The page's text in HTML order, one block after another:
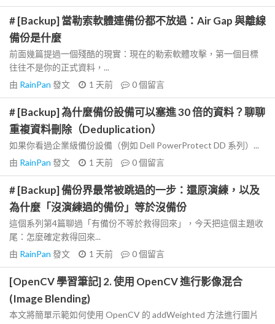
# [Backup] 當勒索軟體連備份都不放過：Air Gap 與離線
備份是什麼
前面幾篇提過一個殘酷的現實：現在的勒索軟體攻擊，第一個目標
往往不是你的正式資料，...
由 RainPan 發文 1 天前 0個留言
# [Backup] 為什麼備份設備可以塞進 30 倍的資料？聊聊
重複資料刪除（Deduplication）
如果你看過企業級備份設備（例如 Dell PowerProtect DD 系列）...
由 RainPan 發文 1 天前 0個留言
# [Backup] 備份界最常被跳過的一步：還原演練，以及
為什麼「沒演練過的備份」等於沒備份
這個系列第4篇聊過「有備份不等於救得回來」，今天把這個主題收
尾：怎麼確定救得回來...
由 RainPan 發文 1 天前 0個留言
[OpenCV 學習筆記] 2. 使用 OpenCV 進行影像混合
(Image Blending)
本文將簡單示範如何使用 OpenCV 的 addWeighted 方法進行圖片